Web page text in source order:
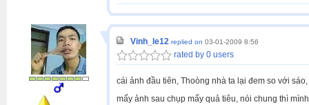
Vinh_le12 replied on 03-01-2009 8:56
rated by 0 users
cái ảnh đầu tiên, Thoòng nhà ta lại đem so với
mấy ảnh sau chụp mấy quả tiêu, nói chung thì